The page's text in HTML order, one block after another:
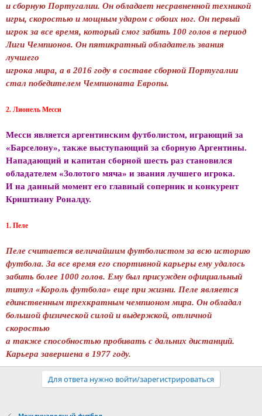
и сборную Португалии. Он обладает несравненной техникой
игры, скоростью и мощным ударом с обоих ног. Он первый
игрок за все время, который смог забить 100 голов в период
Лиги Чемпионов. Он пятикратный обладатель звания
лучшего
игрока мира, а в 2016 году в составе сборной Португалии
стал победителем Чемпионата Европы.
2. Лионель Месси
Месси является аргентинским футболистом, играющий за
«Барселону», также выступающий за сборную Аргентины.
Нападающий и капитан сборной шесть раз становился
обладателем «Золотого мяча» и звания лучшего игрока.
И на данный момент его главный соперник и конкурент
Криштиану Роналду.
1. Пеле
Пеле считается величайшим футболистом за всю историю
футбола. За все время его спортивной карьеры ему удалось
забить более 1000 голов. Ему был присужден официальный
титул «Король футбола» еще при жизни. Пеле является
единственным трехкратным чемпионом мира. Он обладал
большой физической силой и выдержкой, отличной
скоростью
а также способностью пробивать с дальних дистанций.
Карьера завершена в 1977 году.
Для ответа нужно войти/зарегистрироваться